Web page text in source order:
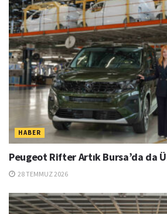
HABER
Peugeot Rifter Artık Bursa’da da
28 TEMMUZ 2026